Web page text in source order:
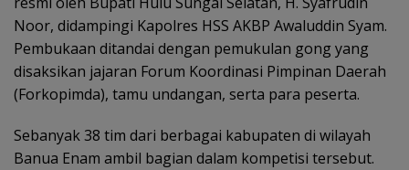
Noor, didampingi Kapolres HSS AKBP Awaluddin Syam.
Pembukaan ditandai dengan pemukulan gong yang
disaksikan jajaran Forum Koordinasi Pimpinan Daerah
(Forkopimda), tamu undangan, serta para peserta.
Sebanyak 38 tim dari berbagai kabupaten di wilayah
Banua Enam ambil bagian dalam kompetisi tersebut.